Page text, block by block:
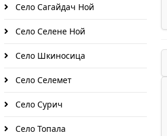
Село Сагайдач Ной
Село Селене Ной
Село Шкиносица
Село Селемет
Село Сурич
Село Топала